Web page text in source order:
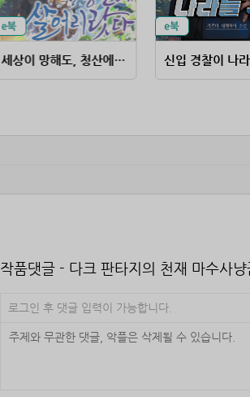
세상이 망해도, 청산에 살어리랏다 신입 경찰이 나
작품댓글 - 다크 판타지의 천재 마수사냥
로그인 후 댓글 입력이 가능합니다.